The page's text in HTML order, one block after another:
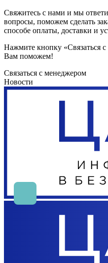
Свяжитесь с нами и мы
вопросы, поможем сделать
способе оплаты, доставки и
Нажмите кнопку «Связаться
Вам поможем!
Связаться с менеджером
Новости